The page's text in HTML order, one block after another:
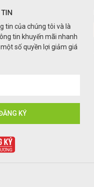
tin của chúng tôi và là
tin khuyến mãi nhanh
số quyền lợi giảm giá